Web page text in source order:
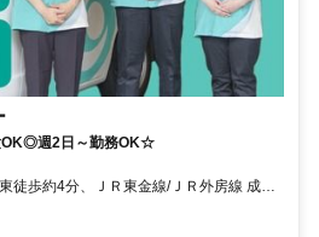
OK◎週2日～勤務OK☆
徒歩約4分、ＪＲ東金線/ＪＲ外房線 成東
外房線 求名出入口2徒歩約48分